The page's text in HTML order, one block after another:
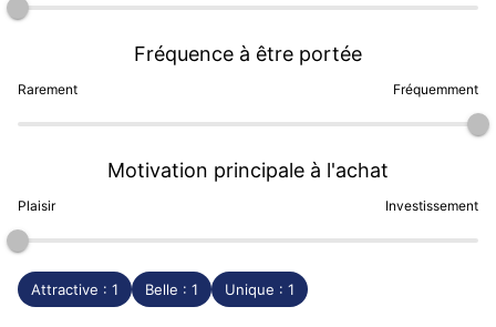
Visionnaire et la Vasco Téméraire.
Vasco est indépendante et produit plusieurs centaines
de montres par an, tous modèles confondus. (Mise à
jour Septembre 2023)
Rarement
Fréquence à être portée
Fréquemment
Plaisir
Motivation principale à l'achat
Investissement
Attractive : 1 Belle : 1 Unique : 1